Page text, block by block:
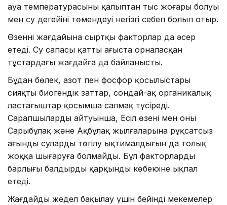
ауа температурасының қалыптан тыс жоғары болуы
мен су деңгейінің төмендеуі негізгі себеп болып отыр.
Өзеннің жағдайына сыртқы факторлар да әсер
етеді. Су сапасы қатты ағыста орналасқан
тұстардағы жағдайға да байланысты.
Бұдан бөлек, азот пен фосфор қосылыстары
сияқты биогендік заттар, сондай-ақ органикалық
ластағыштар қосымша салмақ түсіреді.
Сарапшылардың айтуынша, Есіл өзені мен оның
Сарыбұлақ және Ақбұлақ жылғаларына рұқсатсыз
ағынды сулардың төгілу ықтималдығын да толық
жоққа шығаруға болмайды. Бұл факторлардың
барлығы балдырдың қарқынды көбеюіне ықпал
етеді.
Жағдайды жедел бақылау үшін бейінді мекемелер